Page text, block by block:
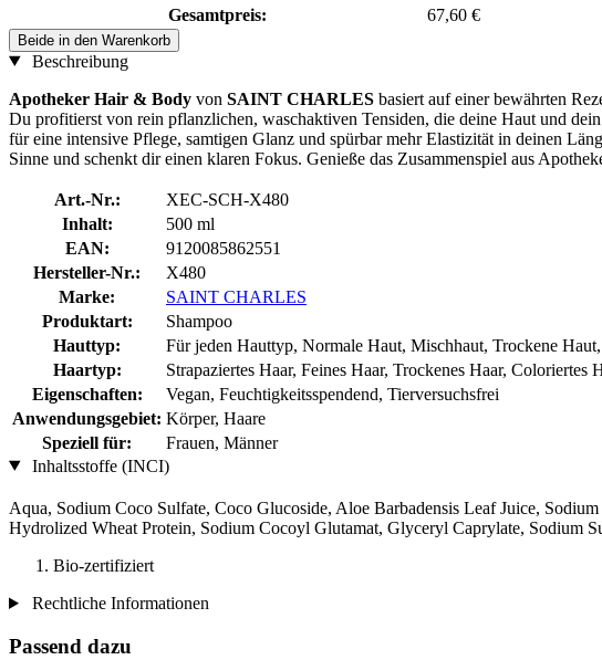
Gesamtpreis:
67,60 €
Beide in den Warenkorb
Beschreibung
Apotheker Hair & Body von SAINT CHARLES basiert auf einer bewährten
Du profitierst von rein pflanzlichen, waschaktiven Tensiden, die deine Haut und
für eine intensive Pflege, samtigen Glanz und spürbar mehr Elastizität in deinen
Sinne und schenkt dir einen klaren Fokus. Genieße das Zusammenspiel aus
Art.-Nr.:
XEC-SCH-X480
Inhalt:
500 ml
EAN:
9120085862551
Hersteller-Nr.:
X480
Marke:
SAINT CHARLES
Produktart:
Shampoo
Hauttyp:
Für jeden Hauttyp, Normale Haut, Mischhaut, Trockene
Haartyp:
Strapaziertes Haar, Feines Haar, Trockenes Haar,
Eigenschaften:
Vegan, Feuchtigkeitsspendend, Tierversuchsfrei
Anwendungsgebiet: Körper, Haare
Speziell für:
Frauen, Männer
Inhaltsstoffe (INCI)
Aqua, Sodium Coco­ Sulfate, Coco Glucoside, Aloe Barbadensis Leaf Juice,
Hydrolized Wheat Protein, Sodium Cocoyl Glutamat, Glyceryl Caprylate, Sodium
Bio-zertifiziert
Rechtliche Informationen
Passend dazu